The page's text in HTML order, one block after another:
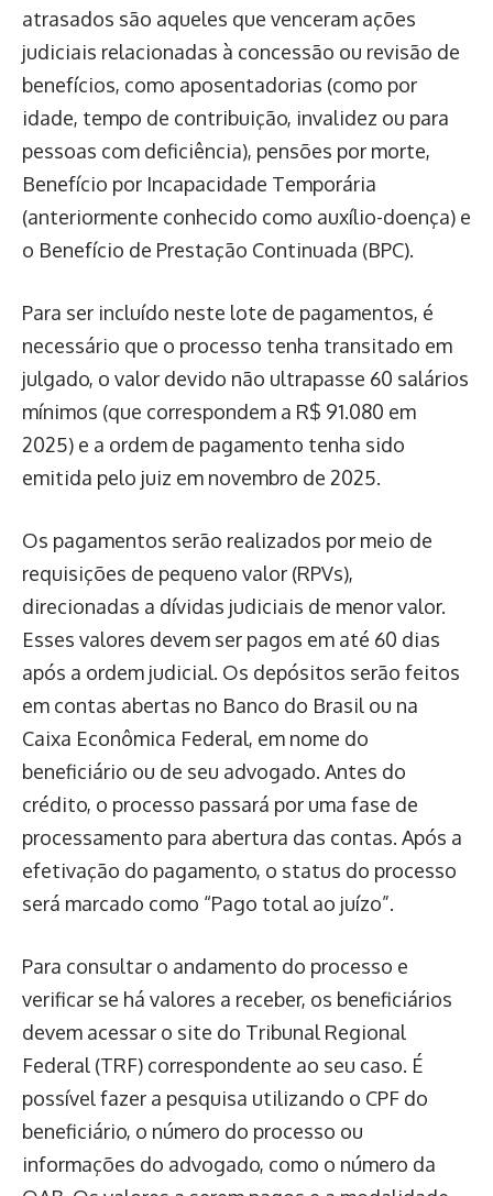
atrasados são aqueles que venceram ações
judiciais relacionadas à concessão ou revisão de
benefícios, como aposentadorias (como por
idade, tempo de contribuição, invalidez ou para
pessoas com deficiência), pensões por morte,
Benefício por Incapacidade Temporária
(anteriormente conhecido como auxílio-doença) e
o Benefício de Prestação Continuada (BPC).
Para ser incluído neste lote de pagamentos, é
necessário que o processo tenha transitado em
julgado, o valor devido não ultrapasse 60 salários
mínimos (que correspondem a R$ 91.080 em
2025) e a ordem de pagamento tenha sido
emitida pelo juiz em novembro de 2025.
Os pagamentos serão realizados por meio de
requisições de pequeno valor (RPVs),
direcionadas a dívidas judiciais de menor valor.
Esses valores devem ser pagos em até 60 dias
após a ordem judicial. Os depósitos serão feitos
em contas abertas no Banco do Brasil ou na
Caixa Econômica Federal, em nome do
beneficiário ou de seu advogado. Antes do
crédito, o processo passará por uma fase de
processamento para abertura das contas. Após a
efetivação do pagamento, o status do processo
será marcado como “Pago total ao juízo”.
Para consultar o andamento do processo e
verificar se há valores a receber, os beneficiários
devem acessar o site do Tribunal Regional
Federal (TRF) correspondente ao seu caso. É
possível fazer a pesquisa utilizando o CPF do
beneficiário, o número do processo ou
informações do advogado, como o número da